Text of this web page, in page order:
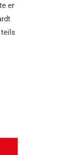
er
teils